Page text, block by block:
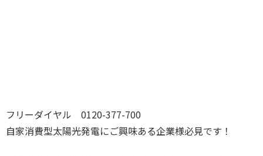
フリーダイヤル 0120-377-700
自家消費型太陽光発電にご興味ある企業様必見です！